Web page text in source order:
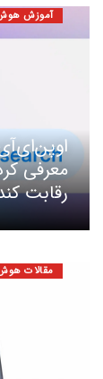
آموزش
معرفی
رقابت
مقالات